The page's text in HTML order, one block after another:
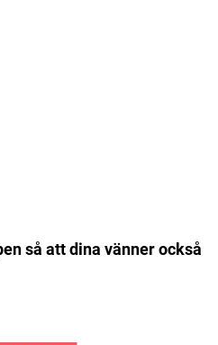
så att dina vänner också